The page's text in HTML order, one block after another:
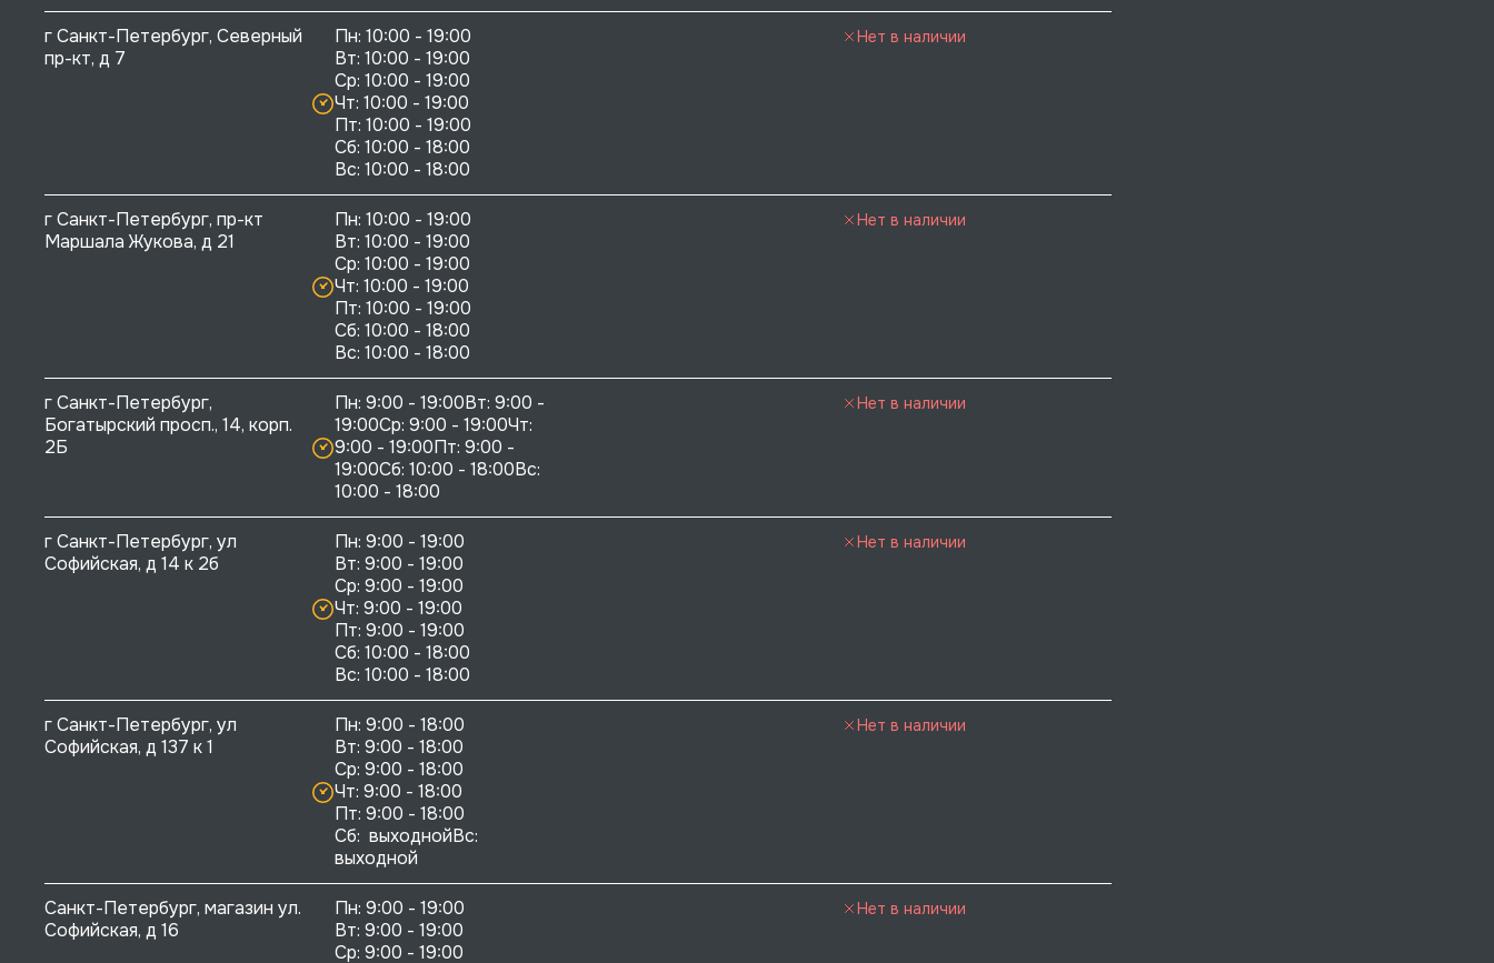
г Санкт-Петербург, Северный
пр-кт, д 7
Пн: 10:00 - 19:00
Вт: 10:00 - 19:00
Ср: 10:00 - 19:00
Чт: 10:00 - 19:00
Пт: 10:00 - 19:00
Сб: 10:00 - 18:00
Нет в наличии
г Санкт-Петербург, пр-кт
Маршала Жукова, д 21
Пн: 10:00 - 19:00
Вт: 10:00 - 19:00
Ср: 10:00 - 19:00
Чт: 10:00 - 19:00
Пт: 10:00 - 19:00
Сб: 10:00 - 18:00
Нет в наличии
г Санкт-Петербург,
Богатырский просп., 14, корп.
2Б
Пн: 9:00 - 19:00Вт: 9:00 -
19:00Ср: 9:00 - 19:00Чт:
9:00 - 19:00Пт: 9:00 -
19:00Сб: 10:00 - 18:00Вс:
10:00 - 18:00
Нет в наличии
г Санкт-Петербург, ул
Софийская, д 14 к 2б
Пн: 9:00 - 19:00
Вт: 9:00 - 19:00
Ср: 9:00 - 19:00
Чт: 9:00 - 19:00
Пт: 9:00 - 19:00
Сб: 10:00 - 18:00
Нет в наличии
г Санкт-Петербург, ул
Софийская, д 137 к 1
Пн: 9:00 - 18:00
Вт: 9:00 - 18:00
Ср: 9:00 - 18:00
Чт: 9:00 - 18:00
Пт: 9:00 - 18:00
Сб:  выходнойВс:
выходной
Нет в наличии
Санкт-Петербург, магазин ул.
Софийская, д 16
Пн: 9:00 - 19:00
Вт: 9:00 - 19:00
Ср: 9:00 - 19:00
Нет в наличии